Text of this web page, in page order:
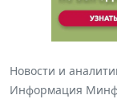
Новости и
Информация